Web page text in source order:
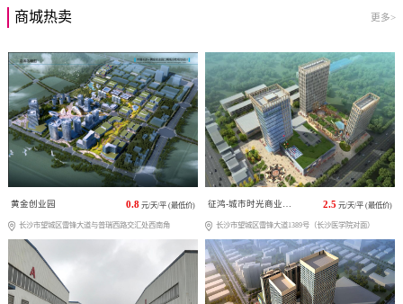
商城热卖 更多>
黄金创业园 0.8 元/天/平 (最低价)
长沙市望城区雷锋大道与普瑞西路交汇处西南角
征鸿-城市时光商业广场 2.5 元/天/平 (最低价)
长沙市望城区雷锋大道1389号（长沙医学院对面）